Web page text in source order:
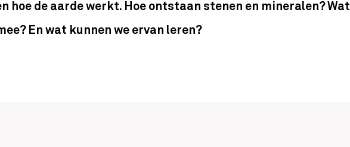
hoe de aarde werkt. Hoe ontstaan stenen en mineralen? Wat
En wat kunnen we ervan leren?